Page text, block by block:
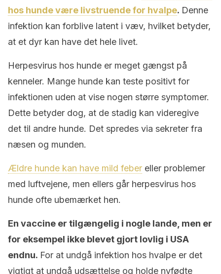
hos hunde være livstruende for hvalpe. Denne
infektion kan forblive latent i væv, hvilket betyder,
at et dyr kan have det hele livet.
Herpesvirus hos hunde er meget gængst på
kenneler. Mange hunde kan teste positivt for
infektionen uden at vise nogen større symptomer.
Dette betyder dog, at de stadig kan videregive
det til andre hunde. Det spredes via sekreter fra
næsen og munden.
Ældre hunde kan have mild feber eller problemer
med luftvejene, men ellers går herpesvirus hos
hunde ofte ubemærket hen.
En vaccine er tilgængelig i nogle lande, men er
for eksempel ikke blevet gjort lovlig i USA
endnu. For at undgå infektion hos hvalpe er det
vigtigt at undgå udsættelse og holde nyfødte